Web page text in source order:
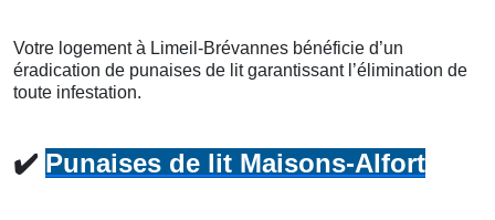
Votre logement à Limeil-Brévannes bénéficie d’un
éradication de punaises de lit garantissant l’élimination de
toute infestation.
✔️ Punaises de lit Maisons-Alfort